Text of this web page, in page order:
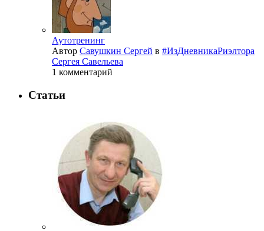
Аутотренинг
Автор Савушкин Сергей в #ИзДневникаРиэлтора
Сергея Савельева
1 комментарий
Статьи